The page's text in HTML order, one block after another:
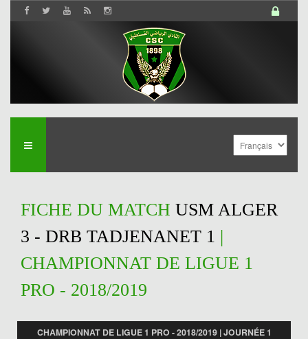
FICHE DU MATCH USM ALGER
3 - DRB TADJENANET 1 |
CHAMPIONNAT DE LIGUE 1
PRO - 2018/2019
CHAMPIONNAT DE LIGUE 1 PRO - 2018/2019 | JOURNÉE 1